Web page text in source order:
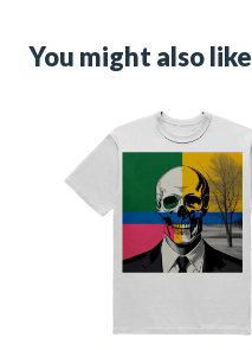
You might also like